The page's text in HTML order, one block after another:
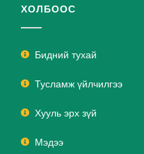
ХОЛБООС
Бидний тухай
Тусламж үйлчилгээ
Хууль эрх зүй
Мэдээ